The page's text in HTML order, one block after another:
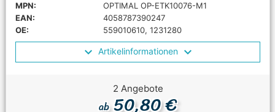
MPN:
OPTIMAL OP-ETK10076-M1
EAN:
4058787390247
OE:
559010610, 1231280
Artikelinformationen
2 Angebote
ab50,80 €